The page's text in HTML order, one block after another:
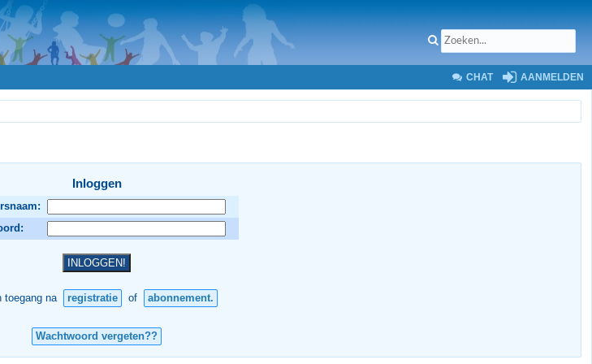
CHAT AANMELDEN
Inloggen
toegang na registratie of abonnement.
Wachtwoord vergeten??